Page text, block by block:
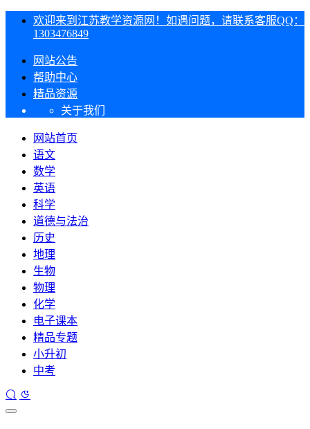
欢迎来到江苏教学资源网！如遇问题，请联系客服QQ：
1303476849
网站公告
帮助中心
精品资源
关于我们
网站首页
语文
数学
英语
科学
道德与法治
历史
地理
生物
物理
化学
电子课本
精品专题
小升初
中考